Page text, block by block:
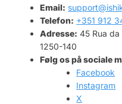
Email:
Telefon: +351 912
Adresse: 45 Rua
1250-140
Følg os på sociale
Facebook
Instagram
X